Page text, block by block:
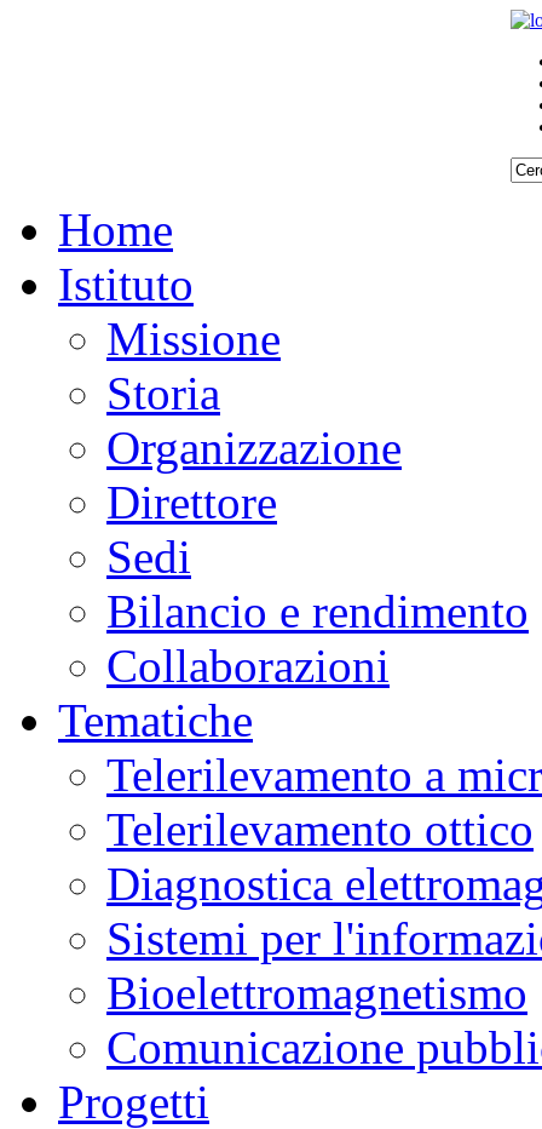
Home
Istituto
Missione
Storia
Organizzazione
Direttore
Sedi
Bilancio e rendimento
Collaborazioni
Tematiche
Telerilevamento a
Telerilevamento ottico
Diagnostica
Sistemi per
Bioelettromagnetismo
Comunicazione
Progetti